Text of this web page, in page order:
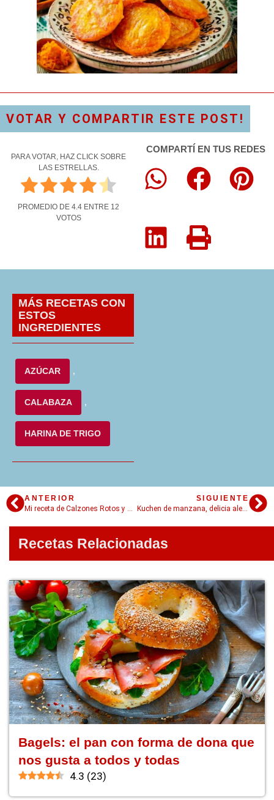
VOTAR Y COMPARTIR ESTE POST!
PARA VOTAR, HAZ CLICK SOBRE
LAS ESTRELLAS.
PROMEDIO DE 4.4 ENTRE 12
VOTOS
COMPARTÍ EN TUS REDES
MÁS RECETAS CON
ESTOS
INGREDIENTES
AZÚCAR ,
CALABAZA ,
HARINA DE TRIGO
ANTERIOR
Mi receta de Calzones Rotos y 5 cosas que tenés que conocer sobre ellos
SIGUIENTE
Kuchen de manzana, delicia alemana para hacer en 3 pasos
Recetas Relacionadas
Bagels: el pan con forma de dona que
nos gusta a todos y todas
4.3 (23)